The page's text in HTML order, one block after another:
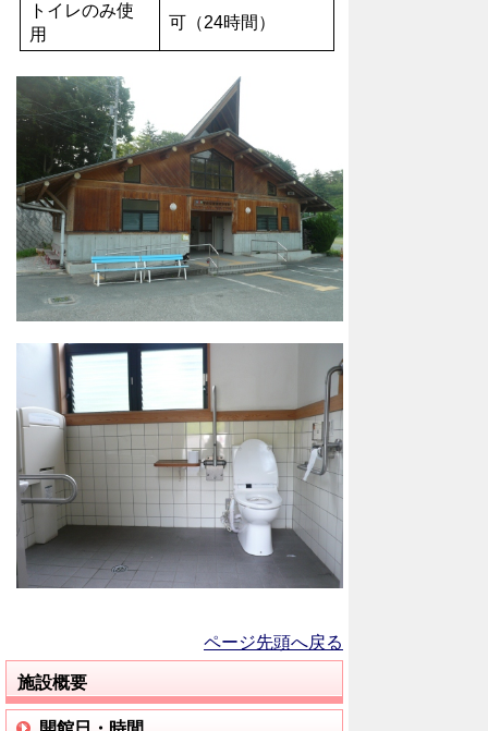
トイレのみ使
用
可（24時間）
ページ先頭へ戻る
施設概要